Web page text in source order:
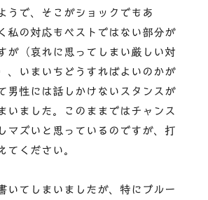
うで、そこがショックでもあ
私の対応もベストではない部分が
が（哀れに思ってしまい厳しい対
、いまいちどうすればよいのかが
男性には話しかけないスタンスが
いました。このままではチャンス
マズいと思っているのですが、打
てください。
いてしまいましたが、特にブルー